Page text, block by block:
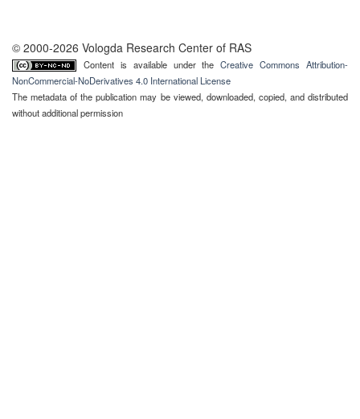
© 2000-2026 Vologda Research Center of RAS
Content is available under theCreative Commons Attribution-
NonCommercial-NoDerivatives 4.0 International License
The metadata of the publication may be viewed, downloaded, copied, and distributed
without additional permission